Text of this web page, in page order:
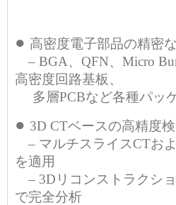
● 高密度電子部品の精密
– BGA、QFN、Micro
高密度回路基板、
多層PCBなど各種パッ
● 3D CTベースの高精度
– マルチスライスCTお
を適用
– 3Dリコンストラクシ
で完全分析